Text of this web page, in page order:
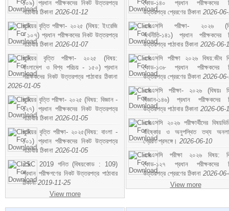
১০৯) প্রধান পরীক্ষকদের নিকট উত্তরপত্র
পাঠাবার ঠিকানা 2026-01-12
জুনিয়র বৃত্তি পরীক্ষা- ২০২৫ (বিষয়: ইংরেজি
- ১০৭) প্রধান পরীক্ষকদের নিকট উত্তরপত্র
পাঠাবার ঠিকানা 2026-01-07
জুনিয়র বৃত্তি পরীক্ষা- ২০২৫ (বিষয়:
বাংলাদেশ ও বিশ্ব পরিচয় - ১৫০) প্রধান
পরীক্ষকদের নিকট উত্তরপত্র পাঠাবার ঠিকানা
2026-01-05
জুনিয়র বৃত্তি পরীক্ষা- ২০২৫ (বিষয়: বিজ্ঞান -
১২৭) প্রধান পরীক্ষকদের নিকট উত্তরপত্র
পাঠাবার ঠিকানা 2026-01-05
জুনিয়র বৃত্তি পরীক্ষা- ২০২৫(বিষয়: বাংলা -
১০১) প্রধান পরীক্ষকদের নিকট উত্তরপত্র
পাঠাবার ঠিকানা 2026-01-05
JSC 2019 গনিত (বিষয়কোড : 109)
প্রধান পরীক্ষগণের নিকট উত্তরপত্র পাঠাবার
ঠিকানা2019-11-25
View more
কোড-১৪০ প্রধান পরীক্ষকদের
উত্তরপত্র প্রেরণের ঠিকানা 2026-
এসএসসি পরীক্ষা- ২০২৬
অর্থনীতি-১৪১) প্রধান পরীক্ষকদের
উত্তরপত্র পাঠাবার ঠিকানা 2026-06-
এসএসসি পরীক্ষা ২০২৬ বিষয়:জীব
কোড-১৩৮ প্রধান পরীক্ষকদের
উত্তরপত্র প্রেরণের ঠিকানা 2026-
এসএসসি পরীক্ষা- ২০২৬ (বিষয়ঃ
বিজ্ঞান-১৪৬) প্রধান পরীক্ষকদের
উত্তরপত্র পাঠাবার ঠিকানা 2026-06-
এসএসসি ২০২৬ পরীক্ষার্থীদের
বহিষ্কার ও অনুপস্থিত তথ্য
প্রেরণ প্রসঙ্গে। 2026-06-10
এসএসসি পরীক্ষা ২০২৬ বিষয়:
কোড-১২৭ প্রধান পরীক্ষকদের
উত্তরপত্র প্রেরণের ঠিকানা 2026-
View more